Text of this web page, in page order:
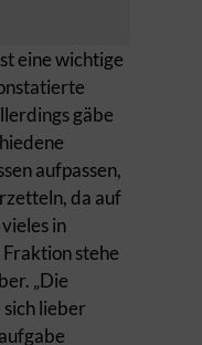
eine wichtige
gäbe
aufpassen,
da auf
in
Fraktion stehe
„Die
sich lieber